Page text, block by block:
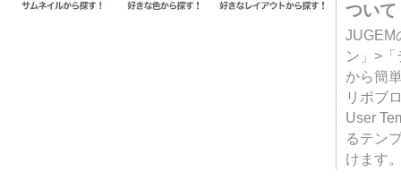
ついて
JUGEM
ン」>
から簡
リポブ
User
るテン
けます